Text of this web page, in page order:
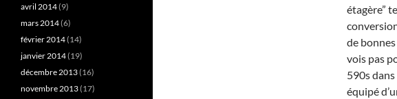
étagère”
de
vois pas
590s
équipé
avril 2014(9)
mars 2014(6)
février 2014(14)
janvier 2014(19)
décembre 2013(16)
novembre 2013(17)